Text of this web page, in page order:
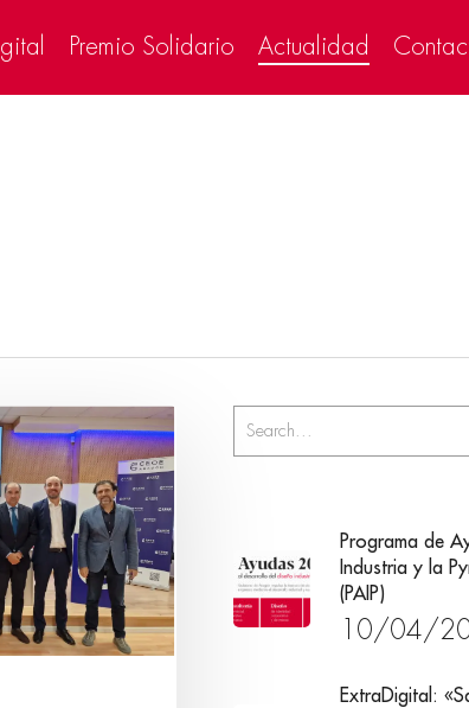
Premio Solidario Actualidad
Programa de
Industria y la
(PAIP)
10/04/
ExtraDigital: